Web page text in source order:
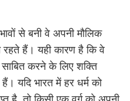
से बनी वे अपनी मौलिक
हैं। यही कारण है कि वे
करने के लिए शक्ति
यदि भारत में हर धर्म को